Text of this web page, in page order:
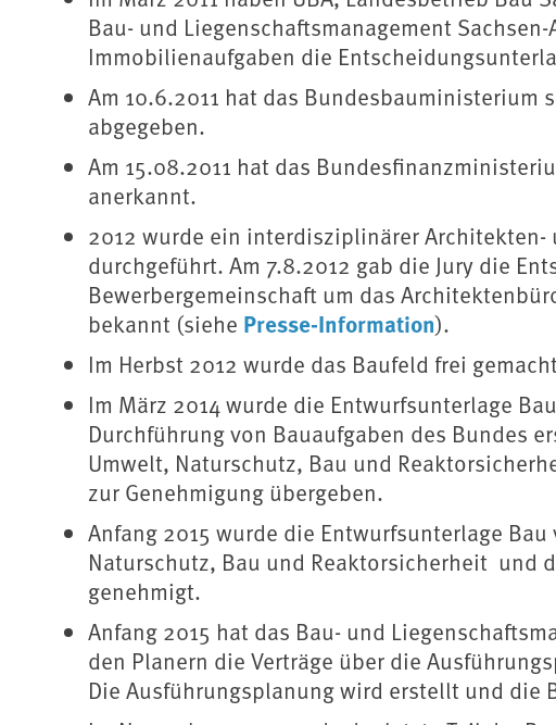
Bau- und Liegenschaftsmanagement
Immobilienaufgaben die
Am 10.6.2011 hat das Bundesbauministerium
abgegeben.
Am 15.08.2011 hat das
anerkannt.
2012 wurde ein interdisziplinärer Architekten-
durchgeführt. Am 7.8.2012 gab die Jury die
Bewerbergemeinschaft um das
bekannt (siehe Presse-Information).
Im Herbst 2012 wurde das Baufeld frei
Im März 2014 wurde die Entwurfsunterlage
Durchführung von Bauaufgaben des Bundes
Umwelt, Naturschutz, Bau und
zur Genehmigung übergeben.
Anfang 2015 wurde die Entwurfsunterlage
Naturschutz, Bau und Reaktorsicherheit und
genehmigt.
Anfang 2015 hat das Bau- und
den Planern die Verträge über die
Die Ausführungsplanung wird erstellt und die